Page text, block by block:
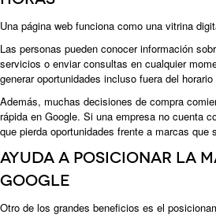
Una página web funciona como una vitrina
Las personas pueden conocer información
servicios o enviar consultas en cualquier
generar oportunidades incluso fuera del horario
Además, muchas decisiones de compra
rápida en Google. Si una empresa no cuenta
que pierda oportunidades frente a marcas que
Ayuda a posicionar la
Google
Otro de los grandes beneficios es el